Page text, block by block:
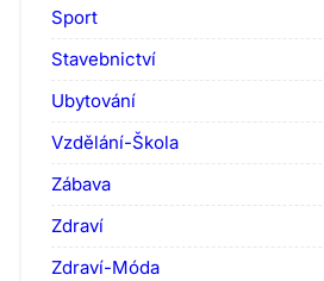
Sport
Stavebnictví
Ubytování
Vzdělání-Škola
Zábava
Zdraví
Zdraví-Móda